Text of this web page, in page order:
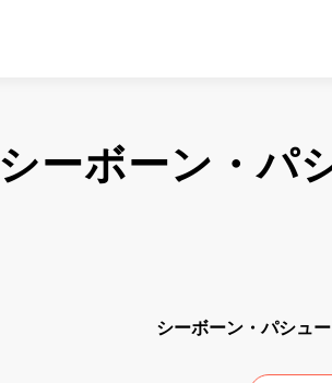
シーボーン・パ
シーボーン・パシュ